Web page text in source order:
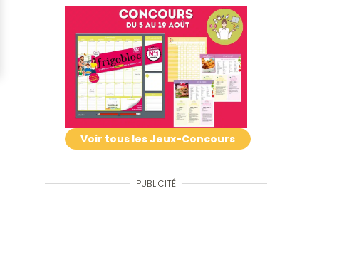
Voir tous les Jeux-Concours
PUBLICITÉ